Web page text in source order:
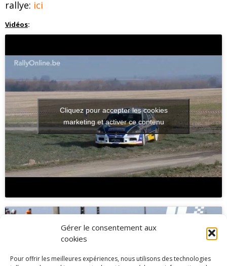
Gérer le consentement aux
cookies
Pour offrir les meilleures expériences, nous utilisons des technologies
rallye: ici
Vidéos:
Cliquez pour accepter les cookies
marketing et activer ce contenu
Cliquez pour accepter les cookies